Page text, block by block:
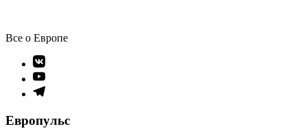
Все о Европе
Элемент
меню
Элемент
меню
Элемент
Европульс